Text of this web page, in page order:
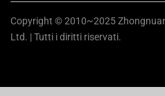
Copyright © 2010~2025
Ltd. | Tutti i diritti riservati.